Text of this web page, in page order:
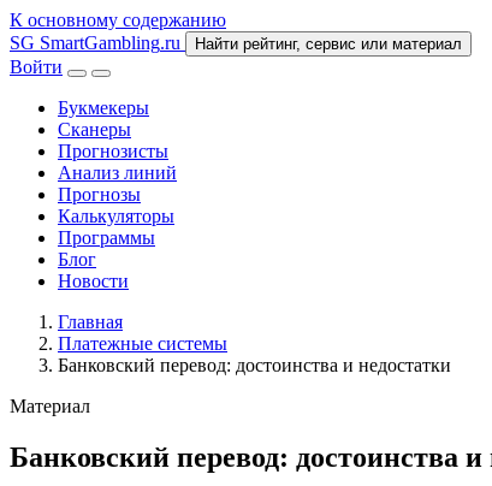
К основному содержанию
SG SmartGambling.ru Найти рейтинг, сервис или материал
Войти
Букмекеры
Сканеры
Прогнозисты
Анализ линий
Прогнозы
Калькуляторы
Программы
Блог
Новости
Главная
Платежные системы
Банковский перевод: достоинства и недостатки
Материал
Банковский перевод: достоинства и